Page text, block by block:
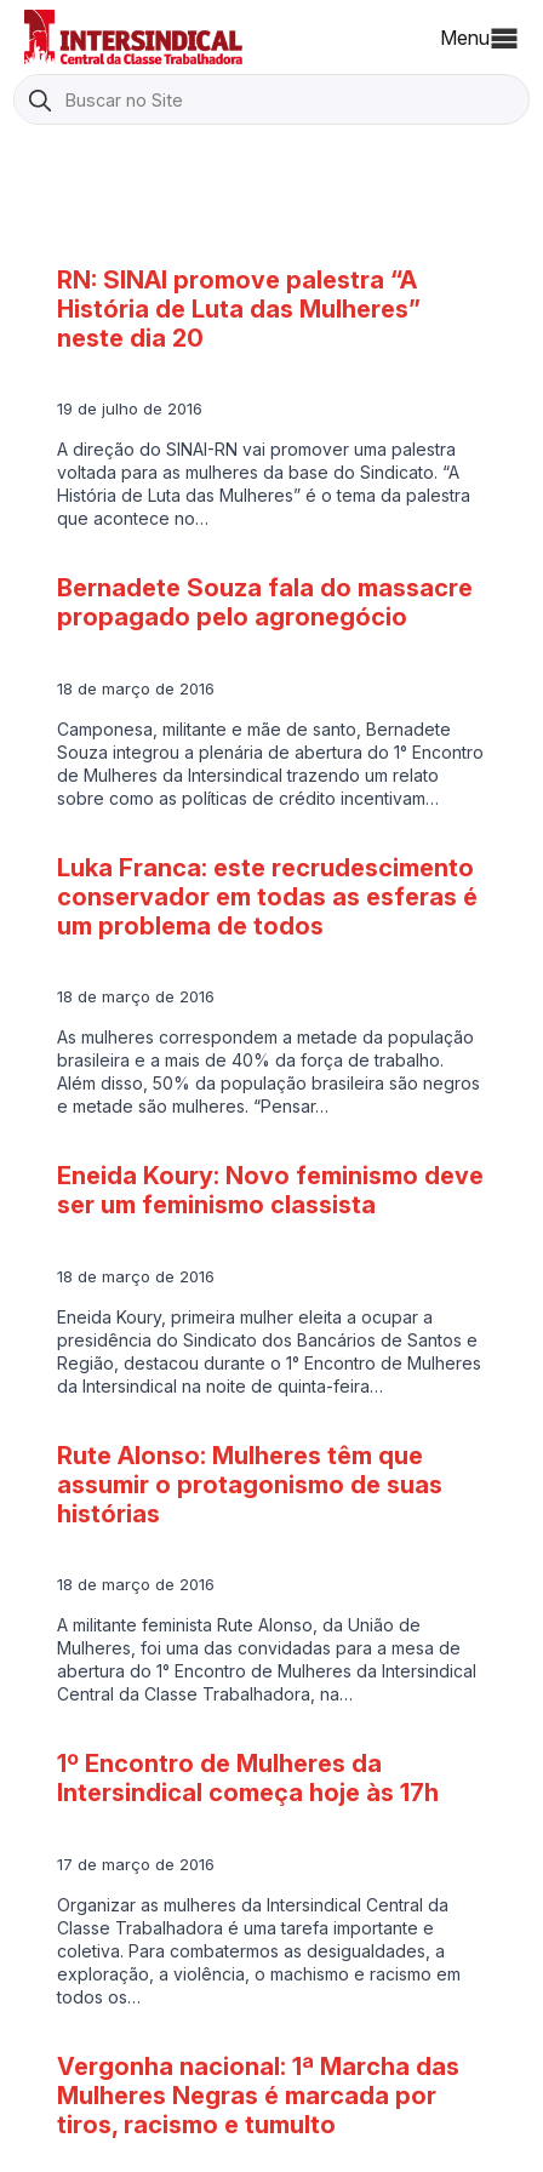
Menu
Search
for:
RN: SINAI promove palestra “A
História de Luta das Mulheres”
neste dia 20
19 de julho de 2016
A direção do SINAI-RN vai promover uma palestra
voltada para as mulheres da base do Sindicato. “A
História de Luta das Mulheres” é o tema da palestra
que acontece no…
Bernadete Souza fala do massacre
propagado pelo agronegócio
18 de março de 2016
Camponesa, militante e mãe de santo, Bernadete
Souza integrou a plenária de abertura do 1° Encontro
de Mulheres da Intersindical trazendo um relato
sobre como as políticas de crédito incentivam…
Luka Franca: este recrudescimento
conservador em todas as esferas é
um problema de todos
18 de março de 2016
As mulheres correspondem a metade da população
brasileira e a mais de 40% da força de trabalho.
Além disso, 50% da população brasileira são negros
e metade são mulheres. “Pensar…
Eneida Koury: Novo feminismo deve
ser um feminismo classista
18 de março de 2016
Eneida Koury, primeira mulher eleita a ocupar a
presidência do Sindicato dos Bancários de Santos e
Região, destacou durante o 1° Encontro de Mulheres
da Intersindical na noite de quinta-feira…
Rute Alonso: Mulheres têm que
assumir o protagonismo de suas
histórias
18 de março de 2016
A militante feminista Rute Alonso, da União de
Mulheres, foi uma das convidadas para a mesa de
abertura do 1° Encontro de Mulheres da Intersindical
Central da Classe Trabalhadora, na…
1º Encontro de Mulheres da
Intersindical começa hoje às 17h
17 de março de 2016
Organizar as mulheres da Intersindical Central da
Classe Trabalhadora é uma tarefa importante e
coletiva. Para combatermos as desigualdades, a
exploração, a violência, o machismo e racismo em
todos os…
Vergonha nacional: 1ª Marcha das
Mulheres Negras é marcada por
tiros, racismo e tumulto